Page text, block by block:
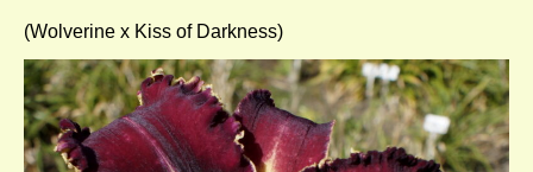
(Wolverine x Kiss of Darkness)